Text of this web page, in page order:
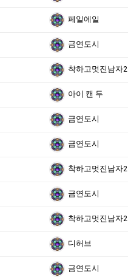
페일에일
금연도시
착하고멋진남자2
아이 캔 두
금연도시
금연도시
착하고멋진남자2
금연도시
착하고멋진남자2
디허브
금연도시